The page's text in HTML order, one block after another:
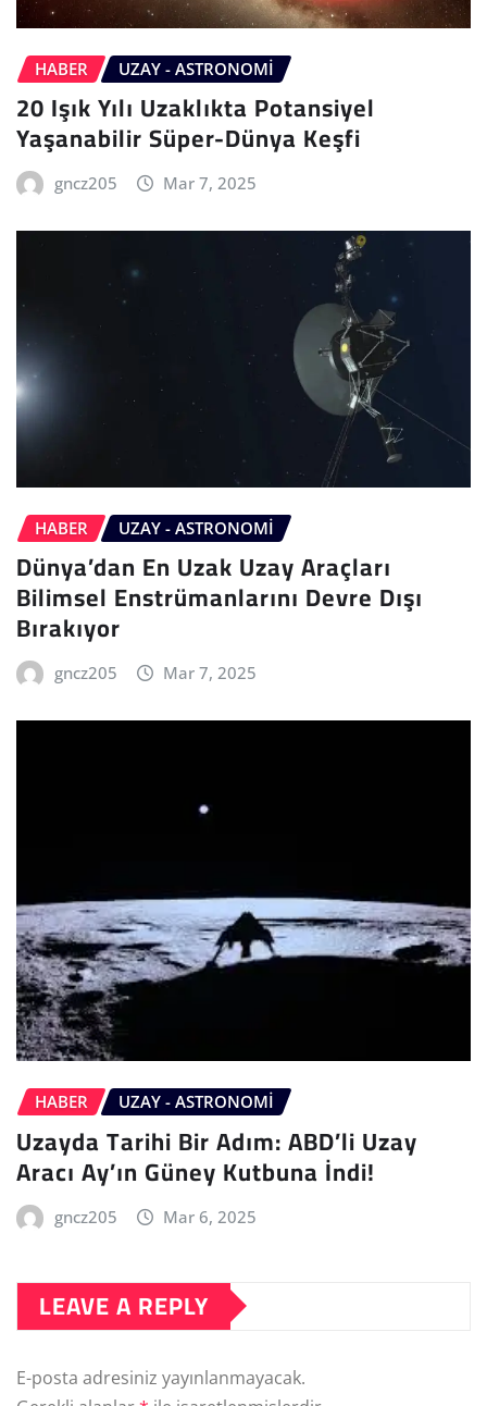
HABER UZAY - ASTRONOMI
20 Işık Yılı Uzaklıkta Potansiyel
Yaşanabilir Süper-Dünya Keşfi
gncz205 Mar 7, 2025
HABER UZAY - ASTRONOMI
Dünya’dan En Uzak Uzay Araçları
Bilimsel Enstrümanlarını Devre Dışı
Bırakıyor
gncz205 Mar 7, 2025
HABER UZAY - ASTRONOMI
Uzayda Tarihi Bir Adım: ABD’li Uzay
Aracı Ay’ın Güney Kutbuna İndi!
gncz205 Mar 6, 2025
LEAVE A REPLY
E-posta adresiniz yayınlanmayacak.